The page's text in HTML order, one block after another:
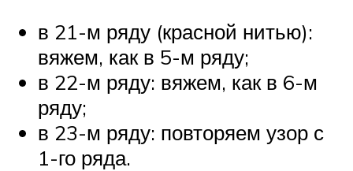
в 21-м ряду (красной нитью):
вяжем, как в 5-м ряду;
в 22-м ряду: вяжем, как в 6-м
ряду;
в 23-м ряду: повторяем узор с
1-го ряда.